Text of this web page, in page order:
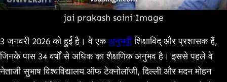
jai prakash saini Image
3 जनवरी 2026 को हुई है। वे एकअनुभवीशिक्षाविद् और प्रशासक हैं,
जिनके पास 34 वर्षों से अधिक का शैक्षणिक अनुभव है। इससे पहले वे
नेताजी सुभाष विश्वविद्यालय ऑफ टेक्नोलॉजी, दिल्ली और मदन मोहन